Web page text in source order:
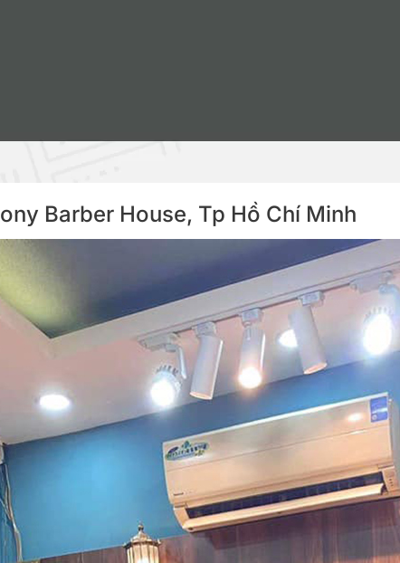
Barber House, Tp Hồ Chí Minh